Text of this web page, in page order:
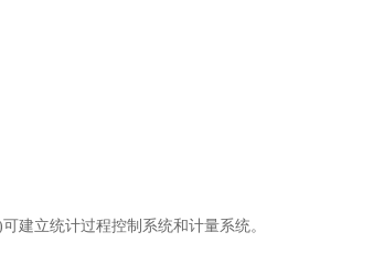
建立统计过程控制系统和计量系统。